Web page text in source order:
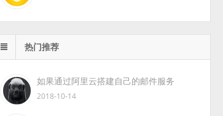
热门推荐
如果通过阿里云搭建自己的邮件服务
2018-10-14